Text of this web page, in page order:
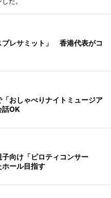
プレサミット」 香港代表がコ
おしゃべりナイトミュージア
OK
子向け「ピロティコンサー
ール目指す